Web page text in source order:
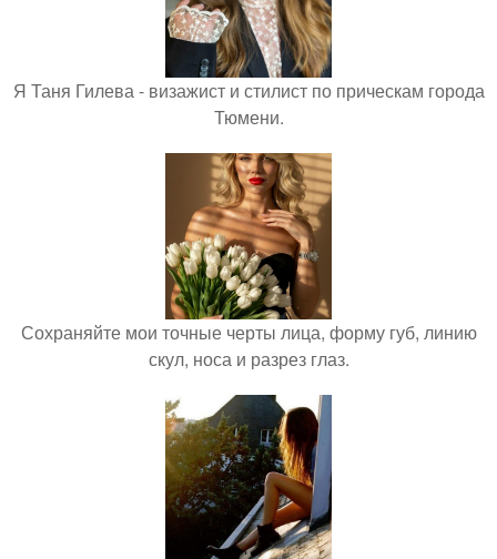
Я Таня Гилева - визажист и стилист по прическам города
Тюмени.
Сохраняйте мои точные черты лица, форму губ, линию
скул, носа и разрез глаз.